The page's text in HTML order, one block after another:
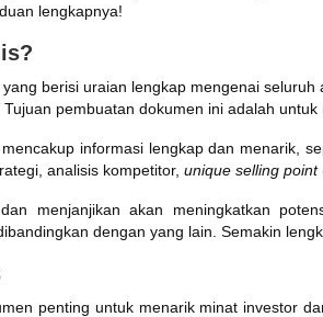
lengkapnya!
berisi uraian lengkap mengenai
pembuatan dokumen ini adalah
informasi lengkap dan menarik,
analisis kompetitor, unique selling point
menjanjikan akan meningkatkan
dengan yang lain. Semakin
penting untuk menarik minat investor